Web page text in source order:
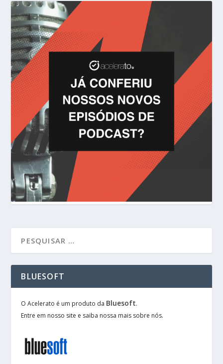
BLUESOFT
O Acelerato é um produto da Bluesoft.
Entre em nosso site e saiba nossa mais sobre nós.